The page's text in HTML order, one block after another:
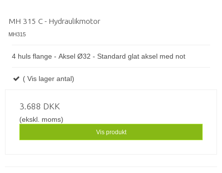
MH 315 C - Hydraulikmotor
MH315
4 huls flange - Aksel Ø32 - Standard glat aksel med not
( Vis lager antal)
3.688 DKK
(ekskl. moms)
Vis produkt